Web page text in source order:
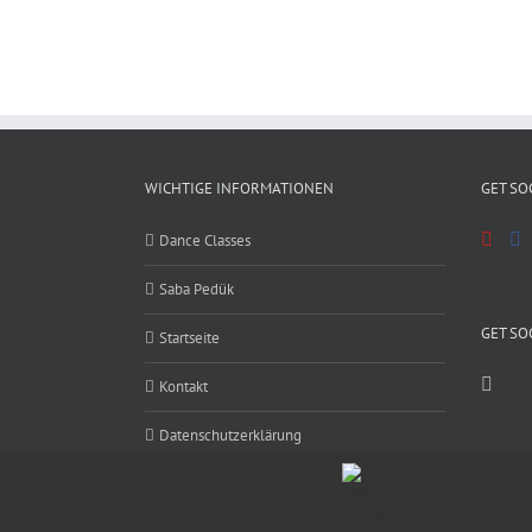
WICHTIGE INFORMATIONEN
Dance Classes
Saba Pedük
Startseite
Kontakt
Datenschutzerklärung
GET
GET